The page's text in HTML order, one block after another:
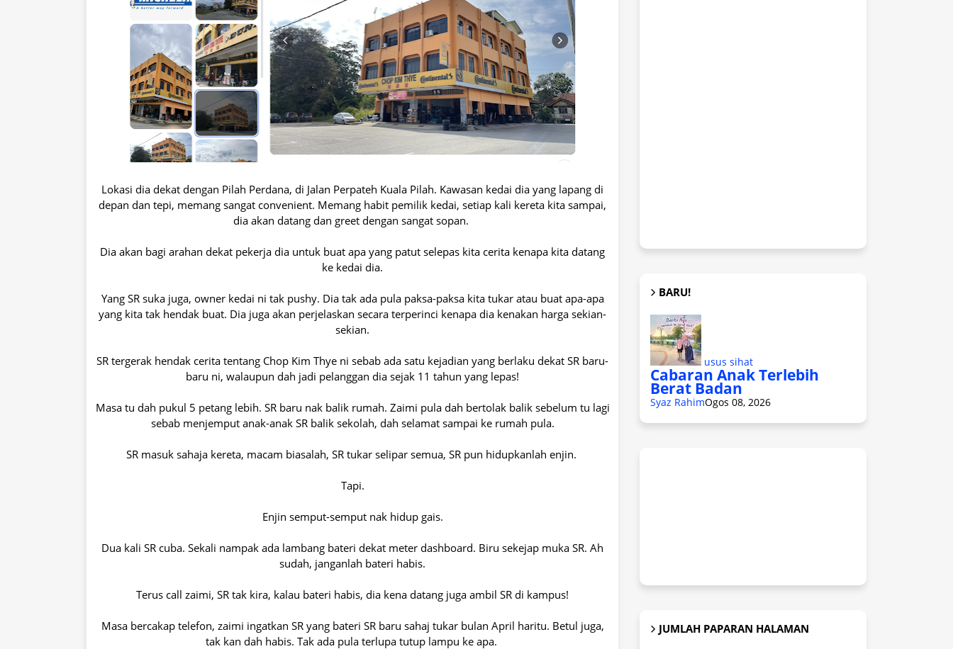
Lokasi dia dekat dengan Pilah Perdana, di Jalan Perpateh Kuala Pilah. Kawasan kedai dia yang lapang di
depan dan tepi, memang sangat convenient. Memang habit pemilik kedai, setiap kali kereta kita sampai,
dia akan datang dan greet dengan sangat sopan.
Dia akan bagi arahan dekat pekerja dia untuk buat apa yang patut selepas kita cerita kenapa kita datang
ke kedai dia.
Yang SR suka juga, owner kedai ni tak pushy. Dia tak ada pula paksa-paksa kita tukar atau buat apa-apa
yang kita tak hendak buat. Dia juga akan perjelaskan secara terperinci kenapa dia kenakan harga sekian-
sekian.
SR tergerak hendak cerita tentang Chop Kim Thye ni sebab ada satu kejadian yang berlaku dekat SR baru-
baru ni, walaupun dah jadi pelanggan dia sejak 11 tahun yang lepas!
Masa tu dah pukul 5 petang lebih. SR baru nak balik rumah. Zaimi pula dah bertolak balik sebelum tu lagi
sebab menjemput anak-anak SR balik sekolah, dah selamat sampai ke rumah pula.
SR masuk sahaja kereta, macam biasalah, SR tukar selipar semua, SR pun hidupkanlah enjin.
Tapi.
Enjin semput-semput nak hidup gais.
Dua kali SR cuba. Sekali nampak ada lambang bateri dekat meter dashboard. Biru sekejap muka SR. Ah
sudah, janganlah bateri habis.
Terus call zaimi, SR tak kira, kalau bateri habis, dia kena datang juga ambil SR di kampus!
Masa bercakap telefon, zaimi ingatkan SR yang bateri SR baru sahaj tukar bulan April haritu. Betul juga,
tak kan dah habis. Tak ada pula terlupa tutup lampu ke apa.
BARU!
usus sihat
Cabaran Anak Terlebih
Berat Badan
Syaz RahimOgos 08, 2026
JUMLAH PAPARAN HALAMAN